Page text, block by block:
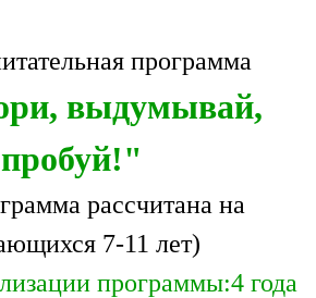
программа
выдумывай,
пробуй!"
рассчитана на
7-11 лет)
программы:4 года